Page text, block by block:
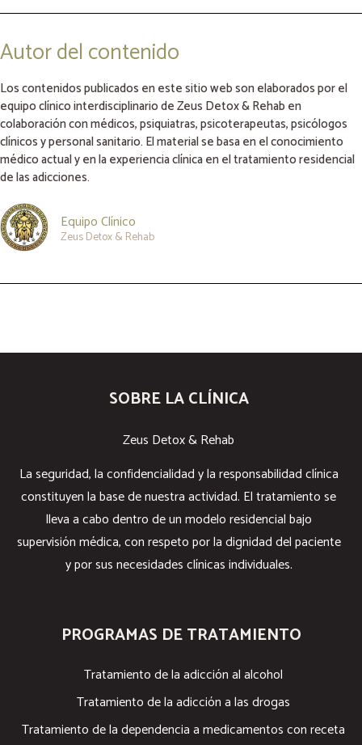
Autor del contenido
Los contenidos publicados en este sitio web son elaborados por el
equipo clínico interdisciplinario de Zeus Detox & Rehab en
colaboración con médicos, psiquiatras, psicoterapeutas, psicólogos
clínicos y personal sanitario. El material se basa en el conocimiento
médico actual y en la experiencia clínica en el tratamiento residencial
de las adicciones.
Equipo Clínico
Zeus Detox & Rehab
SOBRE LA CLÍNICA
Zeus Detox & Rehab
La seguridad, la confidencialidad y la responsabilidad clínica
constituyen la base de nuestra actividad. El tratamiento se
lleva a cabo dentro de un modelo residencial bajo
supervisión médica, con respeto por la dignidad del paciente
y por sus necesidades clínicas individuales.
PROGRAMAS DE TRATAMIENTO
Tratamiento de la adicción al alcohol
Tratamiento de la adicción a las drogas
Tratamiento de la dependencia a medicamentos con receta